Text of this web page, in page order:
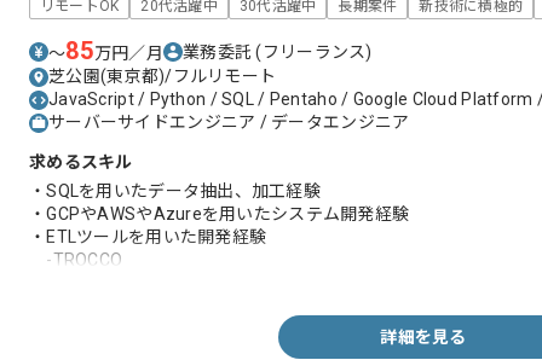
リモートOK 20代活躍中 30代活躍中 長期案件 新技術に積極的
〜85万円／月 業務委託(フリーランス)
芝公園(東京都)/フルリモート
JavaScript / Python / SQL / Pentaho / Google Cloud Platform
サーバーサイドエンジニア / データエンジニア
求めるスキル
・SQLを用いたデータ抽出、加工経験
・GCPやAWSやAzureを用いたシステム開発経験
・ETLツールを用いた開発経験
-TROCCO
詳細を見る